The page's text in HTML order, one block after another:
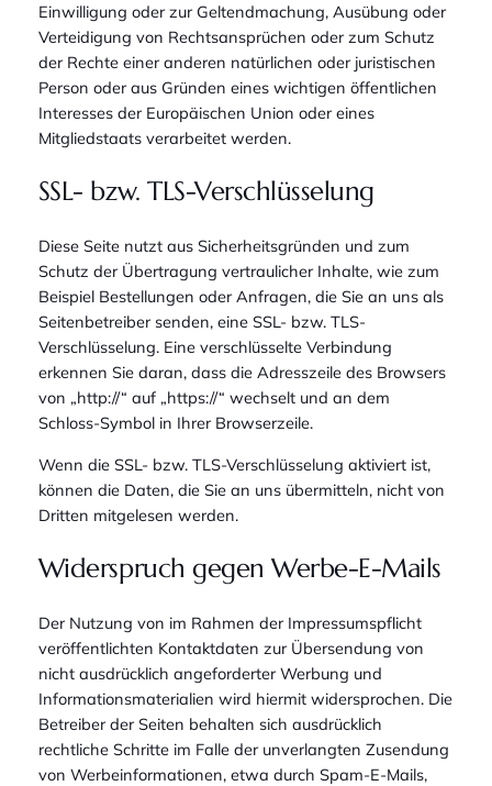
Einwilligung oder zur Geltendmachung, Ausübung oder
Verteidigung von Rechtsansprüchen oder zum Schutz
der Rechte einer anderen natürlichen oder juristischen
Person oder aus Gründen eines wichtigen öffentlichen
Interesses der Europäischen Union oder eines
Mitgliedstaats verarbeitet werden.
SSL- bzw. TLS-Verschlüsselung
Diese Seite nutzt aus Sicherheitsgründen und zum
Schutz der Übertragung vertraulicher Inhalte, wie zum
Beispiel Bestellungen oder Anfragen, die Sie an uns als
Seitenbetreiber senden, eine SSL- bzw. TLS-
Verschlüsselung. Eine verschlüsselte Verbindung
erkennen Sie daran, dass die Adresszeile des Browsers
von „http://“ auf „https://“ wechselt und an dem
Schloss-Symbol in Ihrer Browserzeile.
Wenn die SSL- bzw. TLS-Verschlüsselung aktiviert ist,
können die Daten, die Sie an uns übermitteln, nicht von
Dritten mitgelesen werden.
Widerspruch gegen Werbe-E-Mails
Der Nutzung von im Rahmen der Impressumspflicht
veröffentlichten Kontaktdaten zur Übersendung von
nicht ausdrücklich angeforderter Werbung und
Informationsmaterialien wird hiermit widersprochen. Die
Betreiber der Seiten behalten sich ausdrücklich
rechtliche Schritte im Falle der unverlangten Zusendung
von Werbeinformationen, etwa durch Spam-E-Mails,